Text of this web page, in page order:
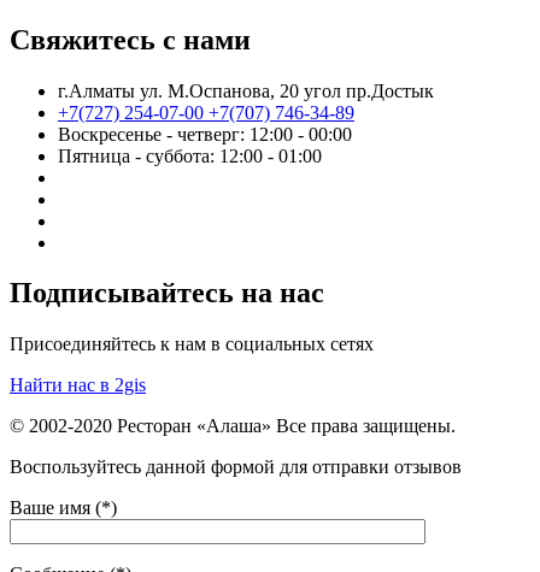
Свяжитесь с нами
г.Алматы ул. М.Оспанова, 20 угол пр.Достык
+7(727) 254-07-00 +7(707) 746-34-89
Воскресенье - четверг: 12:00 - 00:00
Пятница - суббота: 12:00 - 01:00
Подписывайтесь на нас
Присоединяйтесь к нам в социальных сетях
Найти нас в 2gis
© 2002-2020 Ресторан «Алаша» Все права защищены.
Воспользуйтесь данной формой для отправки отзывов
Ваше имя (*)